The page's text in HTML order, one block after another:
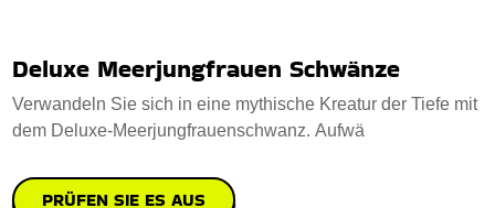
Deluxe Meerjungfrauen Schwänze
Verwandeln Sie sich in eine mythische Kreatur der Tiefe mit
dem Deluxe-Meerjungfrauenschwanz. Aufwä
PRÜFEN SIE ES AUS